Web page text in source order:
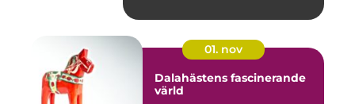
01. nov
Dalahästens fascinerande
värld